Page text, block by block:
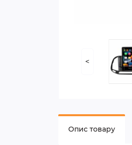
<
Опис товару